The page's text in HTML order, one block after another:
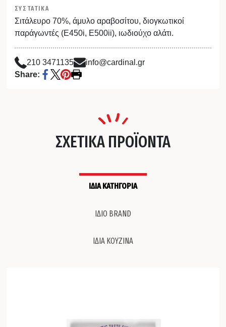
ΣΥΣΤΑΤΙΚΑ
Σιτάλευρο 70%, άμυλο αραβοσίτου, διογκωτικοί
παράγωντές (Ε450i, E500ii), ιωδιούχο αλάτι.
210 3471135
info@cardinal.gr
Share:
ΣΧΕΤΙΚΑ ΠΡΟΪΟΝΤΑ
ΙΔΙΑ ΚΑΤΗΓΟΡΙΑ
ΙΔΙΟ BRAND
ΙΔΙΑ ΚΟΥΖΙΝΑ